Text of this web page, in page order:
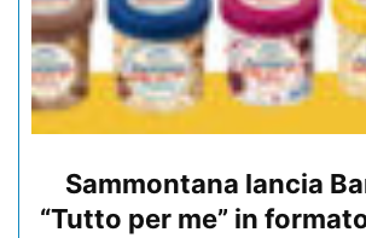
Sammontana lancia
“Tutto per me” in